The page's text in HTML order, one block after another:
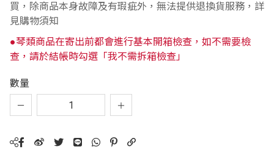
買，除商品本身故障及有瑕疵外，無法提供退換貨服務，詳
見購物須知
●琴類商品在寄出前都會進行基本開箱檢查，如不需要檢
查，請於結帳時勾選「我不需拆箱檢查」
數量